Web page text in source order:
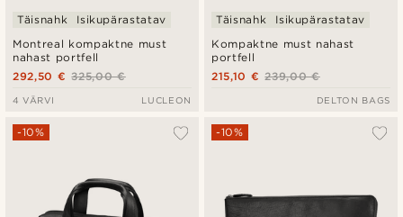
Montreal kompaktne must
nahast portfell
Täisnahk Isikupärastatav
325,00 €
292,50 €
4 VÄRVI LUCLEON
Kompaktne must nahast
portfell
Täisnahk Isikupärastatav
239,00 €
215,10 €
DELTON BAGS
-10% -10%